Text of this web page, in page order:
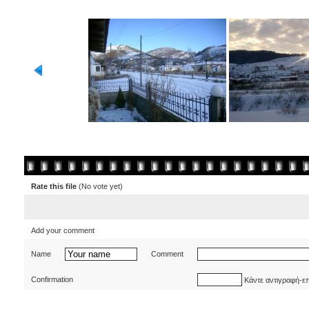
Rate this file (No vote yet)
Add your comment
Name Comment
Confirmation Κάντε αντιγραφή-